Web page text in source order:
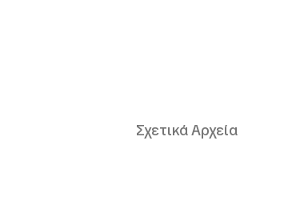
Σχετικά Αρχεία